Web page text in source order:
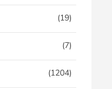
(19)
(7)
(1204)